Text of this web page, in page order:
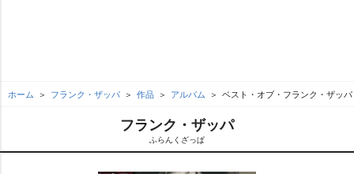
ホーム フランク・ザッパ 作品 アルバム ベスト・オブ・フランク・ザッパ
フランク・ザッパ
ふらんくざっぱ